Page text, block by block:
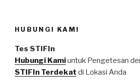
HUBUNGI KAMI
Tes STIFIn
Hubungi Kamiuntuk Pengetesan
STIFIn Terdekat di Lokasi Anda